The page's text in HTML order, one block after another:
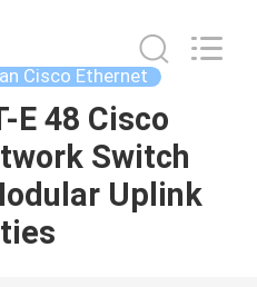
Cisco Ethernet
E 48 Cisco
Switch
Uplink